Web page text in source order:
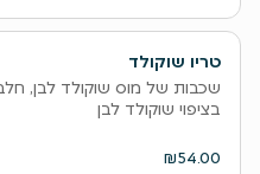
טריו שוקולד
שכבות של מוס שוקולד לבן,
בציפוי שוקולד לבן
₪54.00